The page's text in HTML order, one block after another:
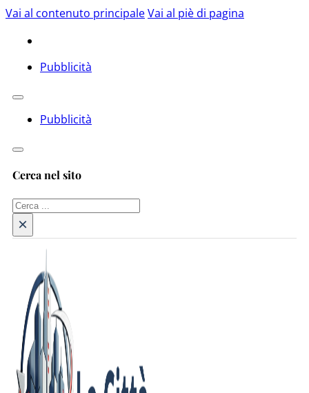
Vai al contenuto principaleVai al piè di pagina
Pubblicità
Pubblicità
Cerca nel sito
Cerca
×